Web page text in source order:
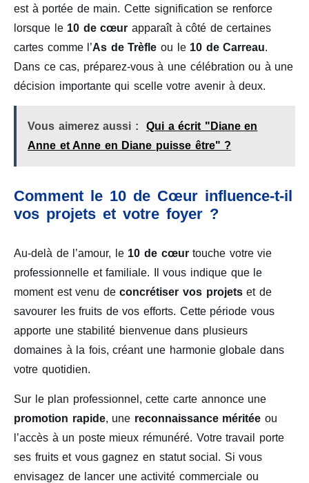
est à portée de main. Cette signification se renforce
lorsque le 10 de cœur apparaît à côté de certaines
cartes comme l’As de Trèfle ou le 10 de Carreau.
Dans ce cas, préparez-vous à une célébration ou à une
décision importante qui scelle votre avenir à deux.
Vous aimerez aussi :
Qui a écrit "Diane en
Anne et Anne en Diane puisse être" ?
Comment le 10 de Cœur influence-t-il
vos projets et votre foyer ?
Au-delà de l’amour, le 10 de cœurtouche votre vie
professionnelle et familiale. Il vous indique que le
moment est venu deconcrétiser vos projetset de
savourer les fruits de vos efforts. Cette période vous
apporte une stabilité bienvenue dans plusieurs
domaines à la fois, créant une harmonie globale dans
votre quotidien.
Sur le plan professionnel, cette carte annonce une
promotion rapide, une reconnaissance méritée ou
l’accès à un poste mieux rémunéré. Votre travail porte
ses fruits et vous gagnez en statut social. Si vous
envisagez de lancer une activité commerciale ou